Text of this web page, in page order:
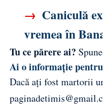
→ Caniculă
vremea în
Tu ce părere ai?
Ai o informație
Dacă ați fost martorii